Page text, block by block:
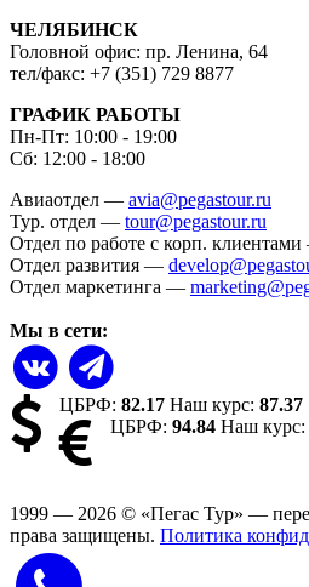
ЧЕЛЯБИНСК
Головной офис: пр. Ленина, 64
тел/факс: +7 (351) 729 8877
ГРАФИК РАБОТЫ
Пн-Пт: 10:00 - 19:00
Сб: 12:00 - 18:00
Авиаотдел — avia@pegastour.ru
Тур. отдел — tour@pegastour.ru
Отдел по работе с корп.
Отдел развития —
Отдел маркетинга —
Мы в сети:
ЦБРФ:82.17 Наш курс:87.37
ЦБРФ: 94.84 Наш курс:
1999 — 2026 © «Пегас Тур» —
права защищены. Политика